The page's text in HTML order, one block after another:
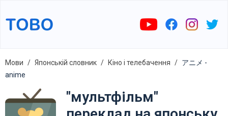
Мови Японській словник Кіно і телебачення
アニメ -
anime
"мультфільм"